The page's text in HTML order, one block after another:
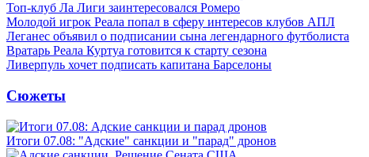
Топ-клуб Ла Лиги заинтересовался Ромеро
Молодой игрок Реала попал в сферу интересов клубов АПЛ
Леганес объявил о подписании сына легендарного футболиста
Вратарь Реала Куртуа готовится к старту сезона
Ливерпуль хочет подписать капитана Барселоны
Сюжеты
Итоги 07.08: "Адские" санкции и "парад" дронов